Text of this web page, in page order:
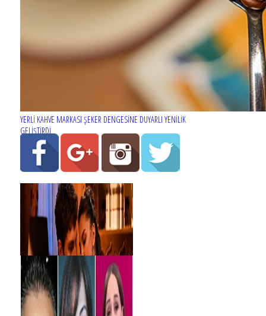
YERLİ KAHVE MARKASI ŞEKER DENGESİNE DUYARLI YENİLİK
GELİŞTİRDİ